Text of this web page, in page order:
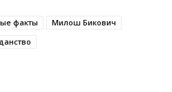
факты
Милош Бикович